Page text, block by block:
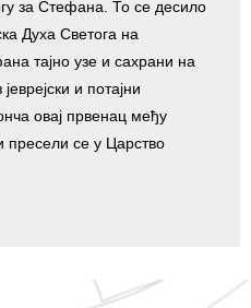
за Стефана. То се десило
Духа Светога на
тајно узе и сахрани на
и потајни
овај првенац међу
се у Царство